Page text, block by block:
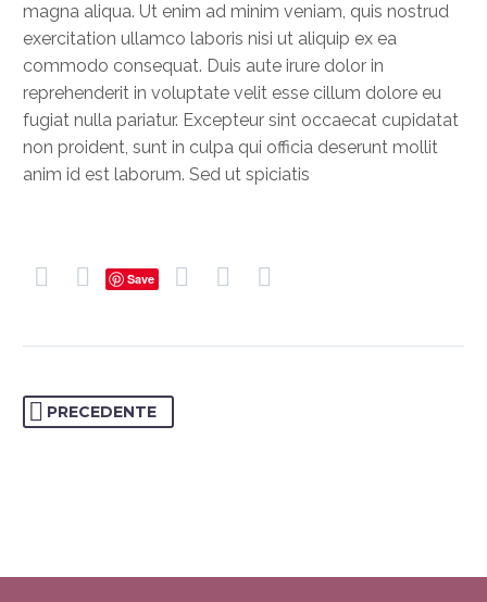
magna aliqua. Ut enim ad minim veniam, quis nostrud
exercitation ullamco laboris nisi ut aliquip ex ea
commodo consequat. Duis aute irure dolor in
reprehenderit in voluptate velit esse cillum dolore eu
fugiat nulla pariatur. Excepteur sint occaecat cupidatat
non proident, sunt in culpa qui officia deserunt mollit
anim id est laborum. Sed ut spiciatis
Save
PRECEDENTE